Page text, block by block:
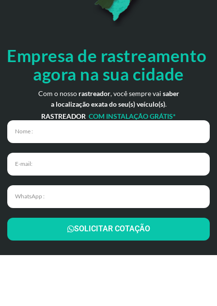
Empresa de rastreamento
agora na sua cidade
Com o nosso rastreador, você sempre vai saber
a localização exata do seu(s) veículo(s).
RASTREADOR COM INSTALAÇÃO GRÁTIS*
SOLICITAR COTAÇÃO